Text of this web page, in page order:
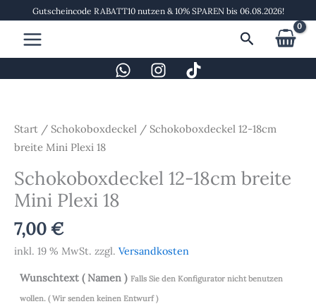
springen
Gutscheincode RABATT10 nutzen & 10% SPAREN bis 06.08.2026!
Suchen
Start / Schokoboxdeckel / Schokoboxdeckel 12-18cm
breite Mini Plexi 18
Schokoboxdeckel 12-18cm breite
Mini Plexi 18
7,00€
inkl. 19 % MwSt. zzgl. Versandkosten
Wunschtext ( Namen ) Falls Sie den Konfigurator nicht benutzen
wollen. ( Wir senden keinen Entwurf )
18cm
breite
Plexi
18